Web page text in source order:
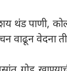
थंड पाणी,
वाढून वेदना